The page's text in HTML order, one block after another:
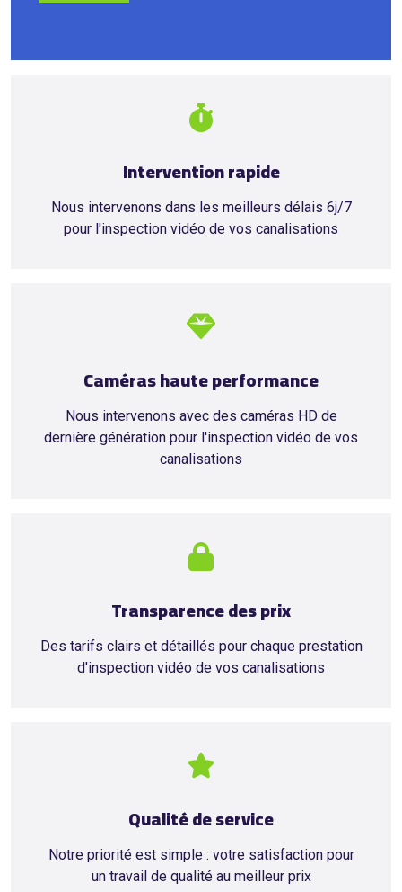
Intervention rapide
Nous intervenons dans les meilleurs délais 6j/7
pour l'inspection vidéo de vos canalisations
Caméras haute performance
Nous intervenons avec des caméras HD de
dernière génération pour l'inspection vidéo de vos
canalisations
Transparence des prix
Des tarifs clairs et détaillés pour chaque prestation
d'inspection vidéo de vos canalisations
Qualité de service
Notre priorité est simple : votre satisfaction pour
un travail de qualité au meilleur prix